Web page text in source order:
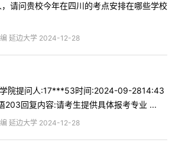
请问贵校今年在四川的考点安排在哪些学校
延边大学 2024-12-28
院提问人:17***53时间:2024-09-2814:43
203回复内容:请考生提供具体报考专业 ...
延边大学 2024-12-28